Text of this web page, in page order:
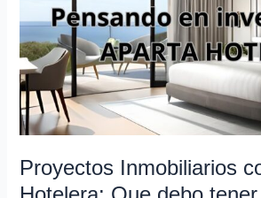
Proyectos Inmobiliarios
debo
tener
en
cuenta?